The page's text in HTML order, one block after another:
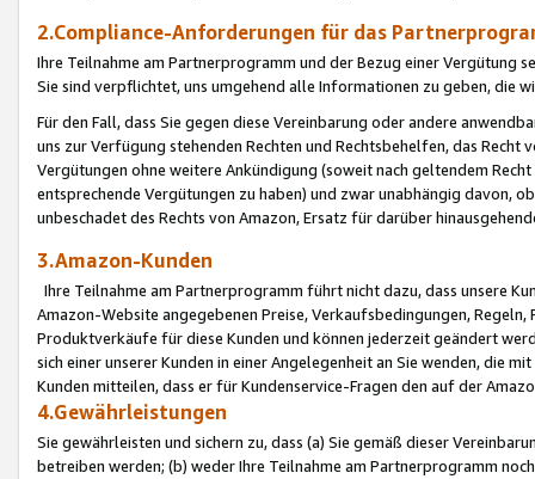
2.Compliance-Anforderungen für das
Ihre Teilnahme am Partnerprogramm und der Bezug einer Vergütung
Sie sind verpflichtet, uns umgehend alle Informationen zu geben, die
Für den Fall, dass Sie gegen diese Vereinbarung oder andere
uns zur Verfügung stehenden Rechten und Rechtsbehelfen, das
Vergütungen ohne weitere Ankündigung (soweit nach geltendem
entsprechende Vergütungen zu haben) und zwar unabhängig davon,
unbeschadet des Rechts von Amazon, Ersatz für darüber
3.Amazon-Kunden
Ihre Teilnahme am Partnerprogramm führt nicht dazu, dass unsere
Amazon-Website angegebenen Preise, Verkaufsbedingungen,
Produktverkäufe für diese Kunden und können jederzeit geändert
sich einer unserer Kunden in einer Angelegenheit an Sie wenden, die
Kunden mitteilen, dass er für Kundenservice-Fragen den auf der
4.Gewährleistungen
Sie gewährleisten und sichern zu, dass (a) Sie gemäß dieser
betreiben werden; (b) weder Ihre Teilnahme am Partnerprogramm